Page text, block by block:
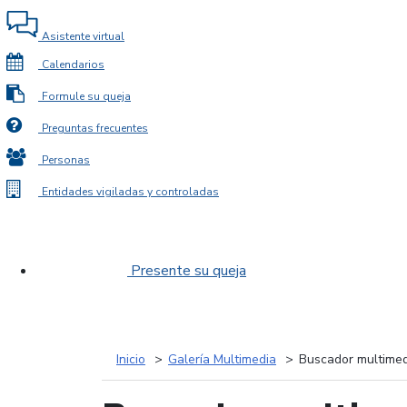
Asistente virtual
Calendarios
Formule su queja
Preguntas frecuentes
Personas
Entidades vigiladas y controladas
Presente su queja
Inicio Galería Multimedia Buscador